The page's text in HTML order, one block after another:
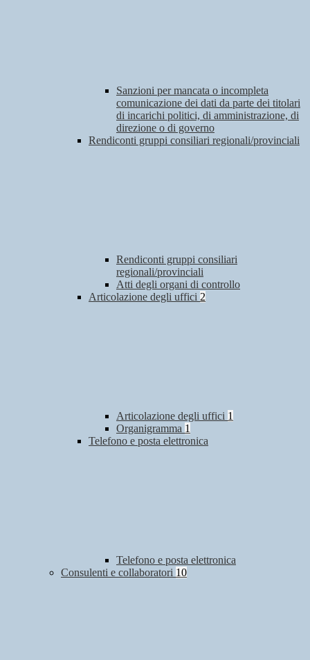
Sanzioni per mancata o incompleta
comunicazione dei dati da parte dei titolari
di incarichi politici, di amministrazione, di
direzione o di governo
Rendiconti gruppi consiliari regionali/provinciali
Rendiconti gruppi consiliari
regionali/provinciali
Atti degli organi di controllo
Articolazione degli uffici 2
Articolazione degli uffici 1
Organigramma 1
Telefono e posta elettronica
Telefono e posta elettronica
Consulenti e collaboratori 10